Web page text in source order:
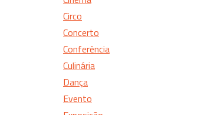
Circo
Concerto
Conferência
Culinária
Dança
Evento